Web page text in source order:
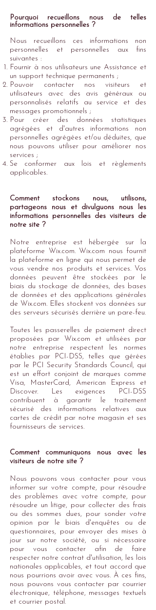
Pourquoi recueillons nousde telles
informations personnelles ?
Nous recueillons ces informations non
personnelles et personnelles aux fins
suivantes :​
Fournir à nos utilisateurs une Assistance et
un support technique permanents ;
Pouvoir contacter nos visiteurs et
utilisateurs avec des avis généraux ou
personnalisés relatifs au service et des
messages promotionnels ;
Pour créer des données statistiques
agrégées et d'autres informations non
personnelles agrégées et/ou déduites, que
nous pouvons utiliser pour améliorer nos
services ;
Se conformer aux lois et règlements
applicables.
Comment stockons nous, utilisons,
partageons nous et divulguons nous les
informations personnelles des visiteurs de
notre site ?
Notre entreprise est hébergée sur la
plateforme Wix.com. Wix.com nous fournit
la plateforme en ligne qui nous permet de
vous vendre nos produits et services. Vos
données peuvent être stockées par le
biais du stockage de données, des bases
de données et des applications générales
de Wix.com. Elles stockent vos données sur
des serveurs sécurisés derrière un pare-feu.
Toutes les passerelles de paiement direct
proposées par Wix.com et utilisées par
notre entreprise respectent les normes
établies par PCI-DSS, telles que gérées
par le PCI Security Standards Council, qui
est un effort conjoint de marques comme
Visa, MasterCard, American Express et
Discover. Les exigences PCI-DSS
contribuent à garantir le traitement
sécurisé des informations relatives aux
cartes de crédit par notre magasin et ses
fournisseurs de services.
Comment communiquons nous avec les
visiteurs de notre site ?
Nous pouvons vous contacter pour vous
informer sur votre compte, pour résoudre
des problèmes avec votre compte, pour
résoudre un litige, pour collecter des frais
ou des sommes dues, pour sonder votre
opinion par le biais d'enquêtes ou de
questionnaires, pour envoyer des mises à
jour sur notre société, ou si nécessaire
pour vous contacter afin de faire
respecter notre contrat d'utilisation, les lois
nationales applicables, et tout accord que
nous pourrions avoir avec vous. À ces fins,
nous pouvons vous contacter par courrier
électronique, téléphone, messages textuels
et courrier postal.